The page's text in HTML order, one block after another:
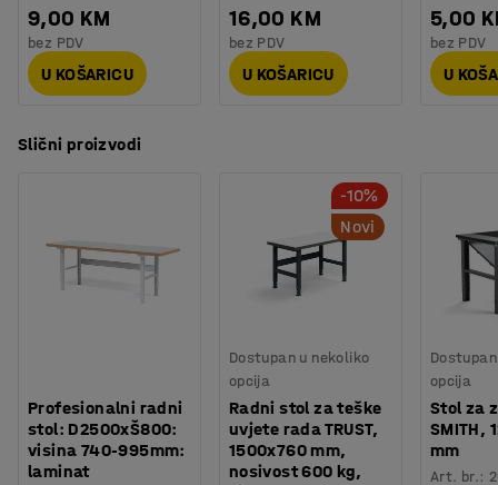
9,00 KM
bez PDV
U KOŠARICU
16,00 KM
bez PDV
U KOŠARICU
5,00
bez PDV
U
Slični proizvodi
Profesionalni radni
stol: D2500xŠ800:
visina 740-995mm:
laminat
-10%
Novi
Dostupan u nekoliko
opcija
Radni stol za teške
uvjete rada TRUST,
1500x760 mm,
nosivost 600 kg,
opcija
Stol za
SMITH,
mm
Art. br.: